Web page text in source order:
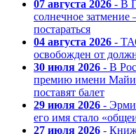
07 августа 2026 - В
солнечное
постараться
04 августа 2026 -
освобожден от
30 июля 2026 - В
премию имени Майи
поставят балет
29 июля 2026 -
его имя стало
27 июля 2026 -